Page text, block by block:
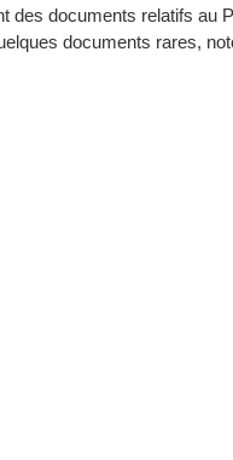
des documents relatifs au
documents rares,